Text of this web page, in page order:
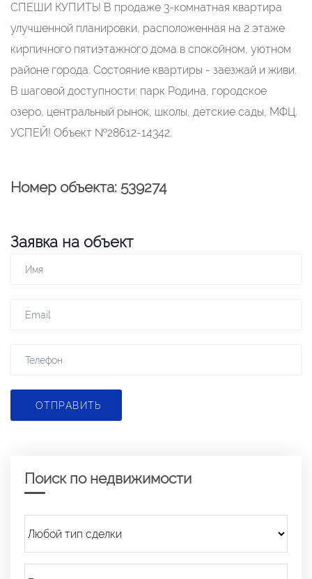
СПЕШИ КУПИТЬ! В продаже 3-комнатная квартира
улучшенной планировки, расположенная на 2 этаже
кирпичного пятиэтажного дома в спокойном, уютном
районе города. Состояние квартиры - заезжай и живи.
В шаговой доступности: парк Родина, городское
озеро, центральный рынок, школы, детские сады, МФЦ.
УСПЕЙ! Объект №28612-14342.
Номер объекта: 539274
Заявка на объект
ОТПРАВИТЬ
Поиск по недвижимости